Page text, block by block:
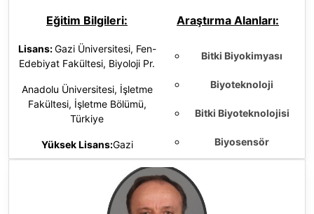
Eğitim Bilgileri: Araştırma Alanları:
Lisans:Gazi Üniversitesi, Fen-
Edebiyat Fakültesi, Biyoloji Pr.
Anadolu Üniversitesi, İşletme
Fakültesi, İşletme Bölümü,
Türkiye
Yüksek Lisans:Gazi
Üniversitesi, Eğitim Bilimleri
Enstitüsü, Biyoloji YL (Tezsiz ),
Bitki Biyokimyası
Biyoteknoloji
Bitki Biyoteknolojisi
Biyosensör